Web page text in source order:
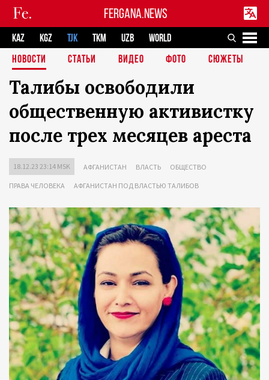
FERGANA.NEWS
KAZ KGZ TJK TKM UZB
WORLD
НОВОСТИ
СТАТЬИ ВИДЕО ФОТО СЮЖЕТЫ
Талибы освободили
общественную активистку
после трех месяцев ареста
18.12.23 23:14 MSK АФГАНИСТАН ВЛАСТЬ ОБЩЕСТВО
ПРАВА ЧЕЛОВЕКА АФГАНИСТАН ПОД ВЛАСТЬЮ ТАЛИБОВ